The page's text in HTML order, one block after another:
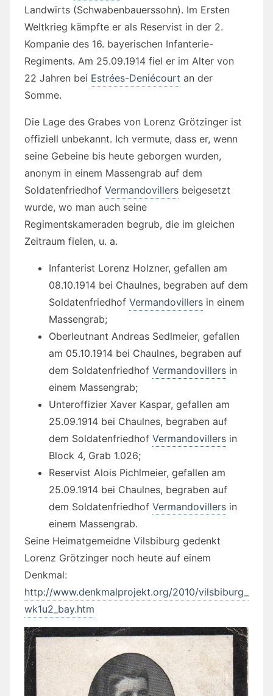
Landwirts (Schwabenbauerssohn). Im Ersten
Weltkrieg kämpfte er als Reservist in der 2.
Kompanie des 16. bayerischen Infanterie-
Regiments. Am 25.09.1914 fiel er im Alter von
22 Jahren bei Estrées-Deniécourt an der
Somme.
Die Lage des Grabes von Lorenz Grötzinger ist
offiziell unbekannt. Ich vermute, dass er, wenn
seine Gebeine bis heute geborgen wurden,
anonym in einem Massengrab auf dem
Soldatenfriedhof Vermandovillers beigesetzt
wurde, wo man auch seine
Regimentskameraden begrub, die im gleichen
Zeitraum fielen, u. a.
Infanterist Lorenz Holzner, gefallen am
08.10.1914 bei Chaulnes, begraben auf dem
Soldatenfriedhof Vermandovillers in einem
Massengrab;
Oberleutnant Andreas Sedlmeier, gefallen
am 05.10.1914 bei Chaulnes, begraben auf
dem Soldatenfriedhof Vermandovillers in
einem Massengrab;
Unteroffizier Xaver Kaspar, gefallen am
25.09.1914 bei Chaulnes, begraben auf
dem Soldatenfriedhof Vermandovillers in
Block 4, Grab 1.026;
Reservist Alois Pichlmeier, gefallen am
25.09.1914 bei Chaulnes, begraben auf
dem Soldatenfriedhof Vermandovillers in
einem Massengrab.
Seine Heimatgemeidne Vilsbiburg gedenkt
Lorenz Grötzinger noch heute auf einem
Denkmal:
http://www.denkmalprojekt.org/2010/vilsbiburg_
wk1u2_bay.htm